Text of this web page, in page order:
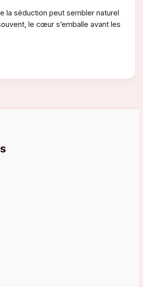
la séduction peut sembler naturel
le cœur s’emballe avant les